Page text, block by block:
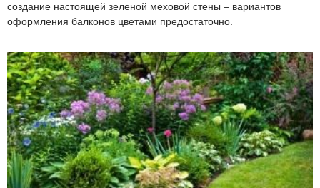
создание настоящей зеленой меховой стены – вариантов
оформления балконов цветами предостаточно.